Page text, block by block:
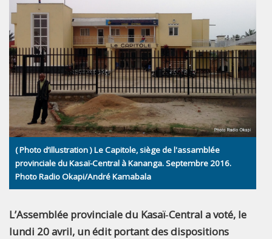
( Photo d’illustration ) Le Capitole, siège de l'assamblée
provinciale du Kasaï-Central à Kananga. Septembre 2016.
Photo Radio Okapi/André Kamabala
L’Assemblée provinciale du Kasaï‑Central a voté, le
lundi 20 avril, un édit portant des dispositions